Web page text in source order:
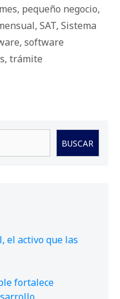
, pequeño negocio,
, SAT, Sistema
, software
, trámite
BUSCAR
el activo que las
fortalece